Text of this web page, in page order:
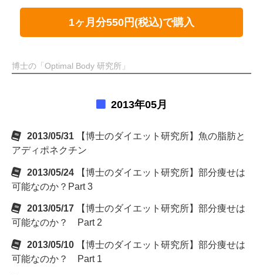
1ヶ月分550円(税込)で購入
博士の「Optimal Body 研究所」
2013年05月
2013/05/31
【博士のダイエット研究所】魚の脂肪と
アディポネクチン
2013/05/24
【博士のダイエット研究所】部分痩せは
可能なのか？Part 3
2013/05/17
【博士のダイエット研究所】部分痩せは
可能なのか？ Part 2
2013/05/10
【博士のダイエット研究所】部分痩せは
可能なのか？ Part 1